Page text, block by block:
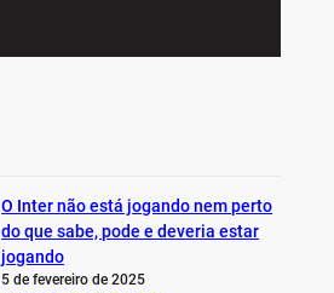
O Inter não está jogando nem perto
do que sabe, pode e deveria estar
jogando
5 de fevereiro de 2025